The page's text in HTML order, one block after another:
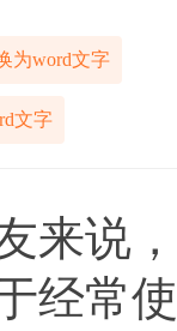
为word文字
文字
说，
经常